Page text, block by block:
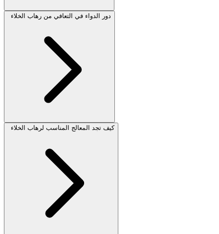
دور الدواء في التعافي من رهاب الخلاء
كيف تجد المعالج المناسب لرهاب الخلاء